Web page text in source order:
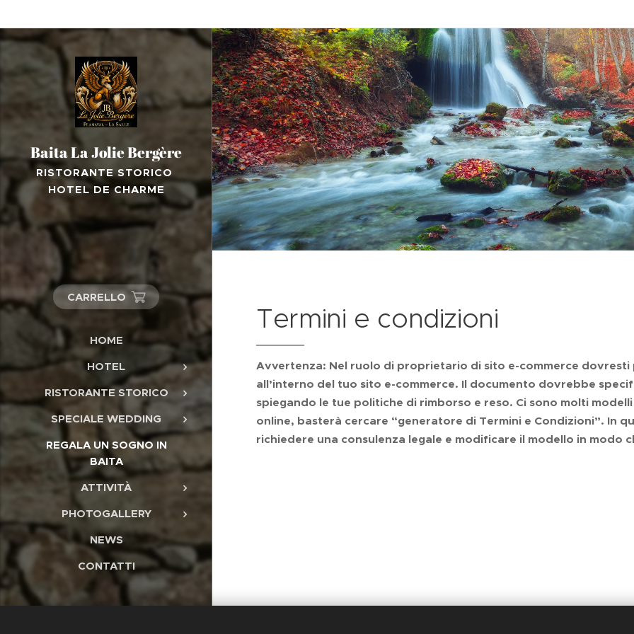
Baita La Jolie Bergère
RISTORANTE STORICO
HOTEL DE CHARME
CARRELLO
HOME
HOTEL
RISTORANTE STORICO
SPECIALE WEDDING
REGALA UN SOGNO IN
BAITA
ATTIVITÀ
PHOTOGALLERY
NEWS
CONTATTI
Termini e condizioni
Avvertenza: Nel ruolo di proprietario di sito e-commerce dovresti
all’interno del tuo sito e-commerce. Il documento dovrebbe
spiegando le tue politiche di rimborso e reso. Ci sono molti
online, basterà cercare “generatore di Termini e Condizioni”. In
richiedere una consulenza legale e modificare il modello in modo